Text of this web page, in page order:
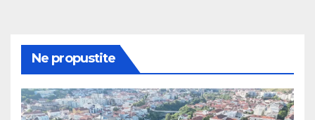
Ne propustite